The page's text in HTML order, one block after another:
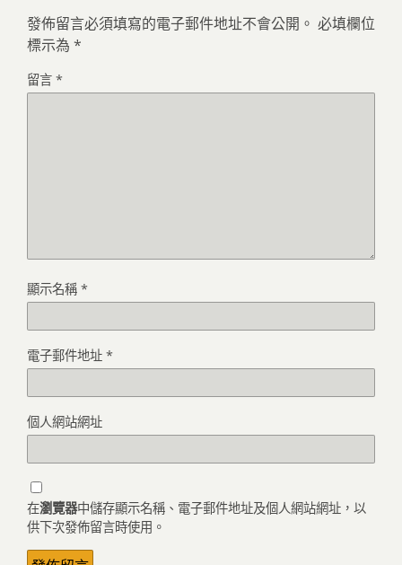
發佈留言必須填寫的電子郵件地址不會公開。 必填欄位
標示為 *
留言 *
顯示名稱 *
電子郵件地址 *
個人網站網址
在瀏覽器中儲存顯示名稱、電子郵件地址及個人網站網址，以
供下次發佈留言時使用。